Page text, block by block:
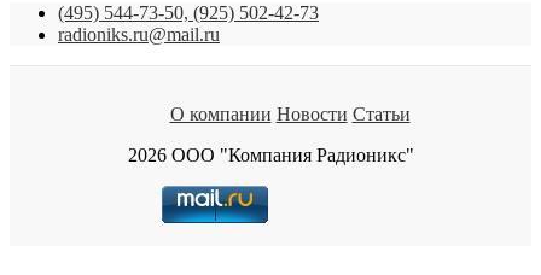
(495) 544-73-50, (925) 502-42-73
radioniks.ru@mail.ru
О компании Новости Статьи
2026 ООО "Компания Радионикс"